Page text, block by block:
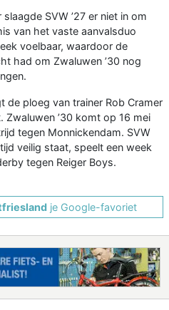
SVW ’27 er niet in om
van het vaste aanvalsduo
voelbaar, waardoor de
had om Zwaluwen ’30 nog
de ploeg van trainer Rob Cramer
’30 komt op 16 mei
tegen Monnickendam. SVW
veilig staat, speelt een week
tegen Reiger Boys.
je Google-favoriet